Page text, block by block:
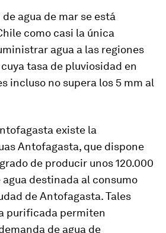
agua de mar se está
como casi la única
agua a las regiones
tasa de pluviosidad en
incluso no supera los 5 mm al
existe la
Antofagasta, que dispone
de producir unos 120.000
destinada al consumo
de Antofagasta. Tales
purificada permiten
de agua de